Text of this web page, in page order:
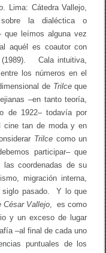
. Lima: Cátedra Vallejo,
sobre la dialéctica o
leímos alguna vez
aquél es coautor con
(1989). Cala intuitiva,
los números en el
de Trilceque
–en tanto teoría,
de 1922– todavía por
cine tan de moda y en
Trilcecomo un
participar– que
coordenadas de su
migración interna,
siglo pasado. Y lo que
César Vallejo, es como
y un exceso de lugar
–al final de cada uno
puntuales de los